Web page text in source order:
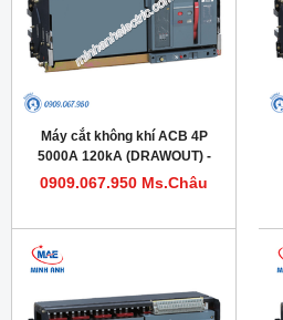
Máy cắt không khí ACB 4P
5000A 120kA (DRAWOUT) -
Model HDW663504DHVV56M
0909.067.950 Ms.Châu